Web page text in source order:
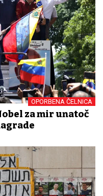
OPORBENA ČELNICA
za mir unatoč